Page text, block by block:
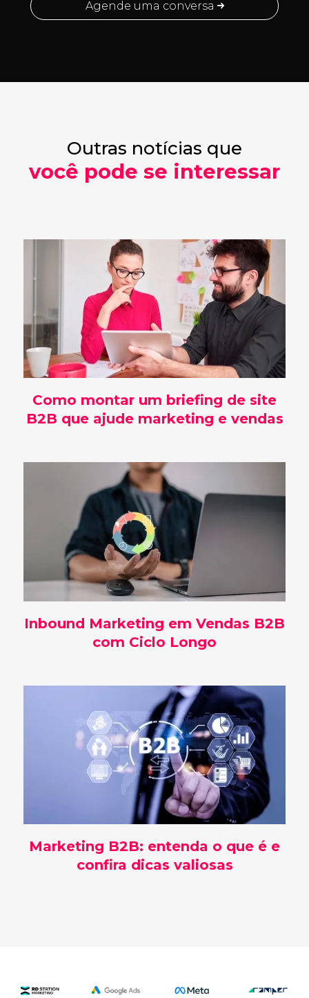
Agende uma conversa
Outras notícias que
você pode se interessar
Como montar um briefing de site
B2B que ajude marketing e vendas
Inbound Marketing em Vendas B2B
com Ciclo Longo
Marketing B2B: entenda o que é e
confira dicas valiosas